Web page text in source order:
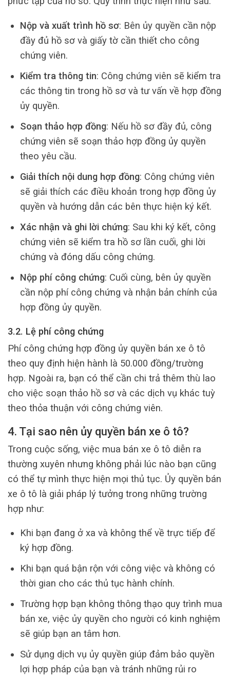
Nộp và xuất trình hồ sơ: Bên ủy quyền cần nộp
đầy đủ hồ sơ và giấy tờ cần thiết cho công
chứng viên.
Kiểm tra thông tin: Công chứng viên sẽ kiểm tra
các thông tin trong hồ sơ và tư vấn về hợp đồng
ủy quyền.
Soạn thảo hợp đồng: Nếu hồ sơ đầy đủ, công
chứng viên sẽ soạn thảo hợp đồng ủy quyền
theo yêu cầu.
Giải thích nội dung hợp đồng: Công chứng viên
sẽ giải thích các điều khoản trong hợp đồng ủy
quyền và hướng dẫn các bên thực hiện ký kết.
Xác nhận và ghi lời chứng: Sau khi ký kết, công
chứng viên sẽ kiểm tra hồ sơ lần cuối, ghi lời
chứng và đóng dấu công chứng.
Nộp phí công chứng: Cuối cùng, bên ủy quyền
cần nộp phí công chứng và nhận bản chính của
hợp đồng ủy quyền.
3.2. Lệ phí công chứng
Phí công chứng hợp đồng ủy quyền bán xe ô tô
theo quy định hiện hành là 50.000 đồng/trường
hợp. Ngoài ra, bạn có thể cần chi trả thêm thù lao
cho việc soạn thảo hồ sơ và các dịch vụ khác tuỳ
theo thỏa thuận với công chứng viên.
4. Tại sao nên ủy quyền bán xe ô tô?
Trong cuộc sống, việc mua bán xe ô tô diễn ra
thường xuyên nhưng không phải lúc nào bạn cũng
có thể tự mình thực hiện mọi thủ tục. Ủy quyền bán
xe ô tô là giải pháp lý tưởng trong những trường
hợp như:
Khi bạn đang ở xa và không thể về trực tiếp để
ký hợp đồng.
Khi bạn quá bận rộn với công việc và không có
thời gian cho các thủ tục hành chính.
Trường hợp bạn không thông thạo quy trình mua
bán xe, việc ủy quyền cho người có kinh nghiệm
sẽ giúp bạn an tâm hơn.
Sử dụng dịch vụ ủy quyền giúp đảm bảo quyền
lợi hợp pháp của bạn và tránh những rủi ro